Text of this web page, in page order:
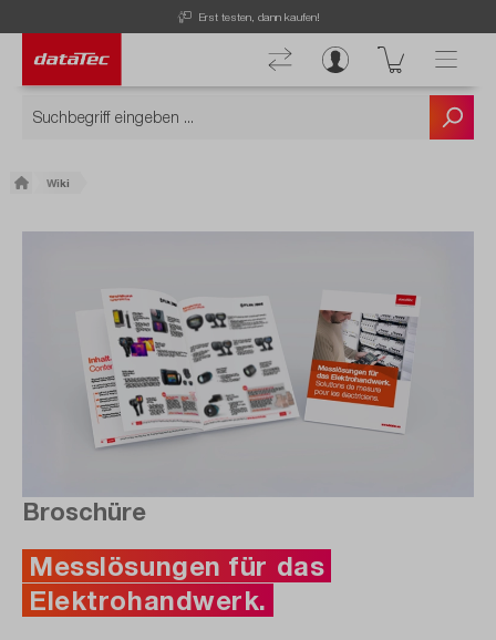
Erst testen, dann kaufen!
Wiki
Broschüre
Messlösungen für das
Elektrohandwerk.